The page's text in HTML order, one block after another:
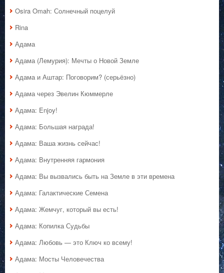
Osira Omah: Солнечный поцелуй
Rina
Адама
Адама (Лемурия): Мечты о Новой Земле
Адама и Аштар: Поговорим? (серьёзно)
Адама через Эвелин Кюммерле
Адама: Enjoy!
Адама: Большая награда!
Адама: Ваша жизнь сейчас!
Адама: Внутренняя гармония
Адама: Вы вызвались быть на Земле в эти времена
Адама: Галактические Семена
Адама: Жемчуг, который вы есть!
Адама: Копилка Судьбы
Адама: Любовь — это Ключ ко всему!
Адама: Мосты Человечества